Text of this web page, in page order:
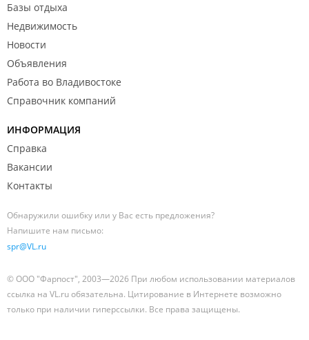
Базы отдыха
Недвижимость
Новости
Объявления
Работа во Владивостоке
Справочник компаний
ИНФОРМАЦИЯ
Справка
Вакансии
Контакты
Обнаружили ошибку или у Вас есть предложения?
Напишите нам письмо:
spr@VL.ru
© ООО "Фарпост", 2003—2026 При любом использовании материалов
ссылка на VL.ru обязательна. Цитирование в Интернете возможно
только при наличии гиперссылки. Все права защищены.